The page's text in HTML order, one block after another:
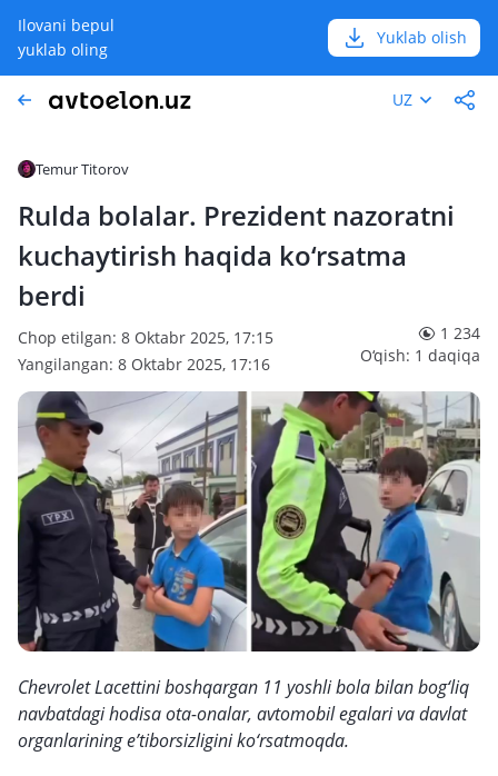
Ilovani bepul
yuklab oling
Yuklab olish
UZ
Temur Titorov
Rulda bolalar. Prezident nazoratni
kuchaytirish haqida ko‘rsatma
berdi
Chop etilgan: 8 Oktabr 2025, 17:15
Yangilangan: 8 Oktabr 2025, 17:16
1 234
O‘qish: 1 daqiqa
Chevrolet Lacettini boshqargan 11 yoshli bola bilan bog‘liq
navbatdagi hodisa ota-onalar, avtomobil egalari va davlat
organlarining e’tiborsizligini ko‘rsatmoqda.